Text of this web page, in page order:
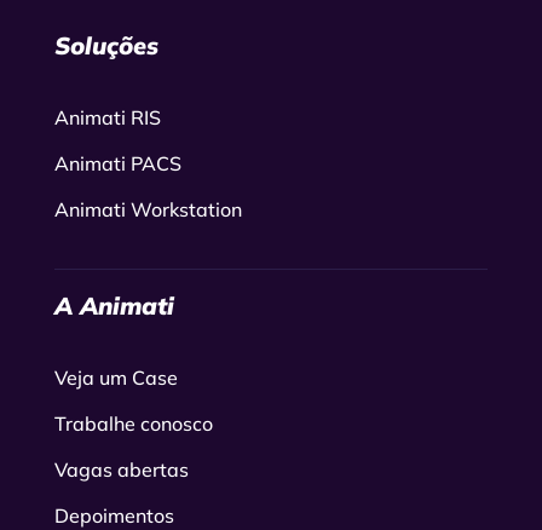
Soluções
Animati RIS
Animati PACS
Animati Workstation
A Animati
Veja um Case
Trabalhe conosco
Vagas abertas
Depoimentos